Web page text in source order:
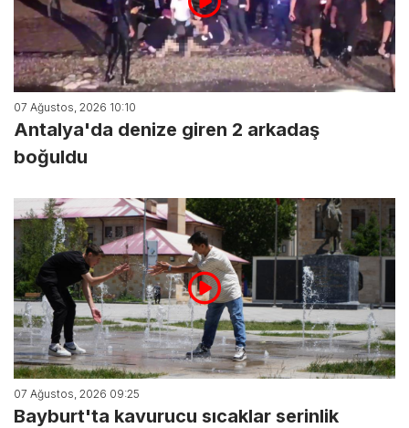
07 Ağustos, 2026 10:10
Antalya'da denize giren 2 arkadaş
boğuldu
07 Ağustos, 2026 09:25
Bayburt'ta kavurucu sıcaklar serinlik